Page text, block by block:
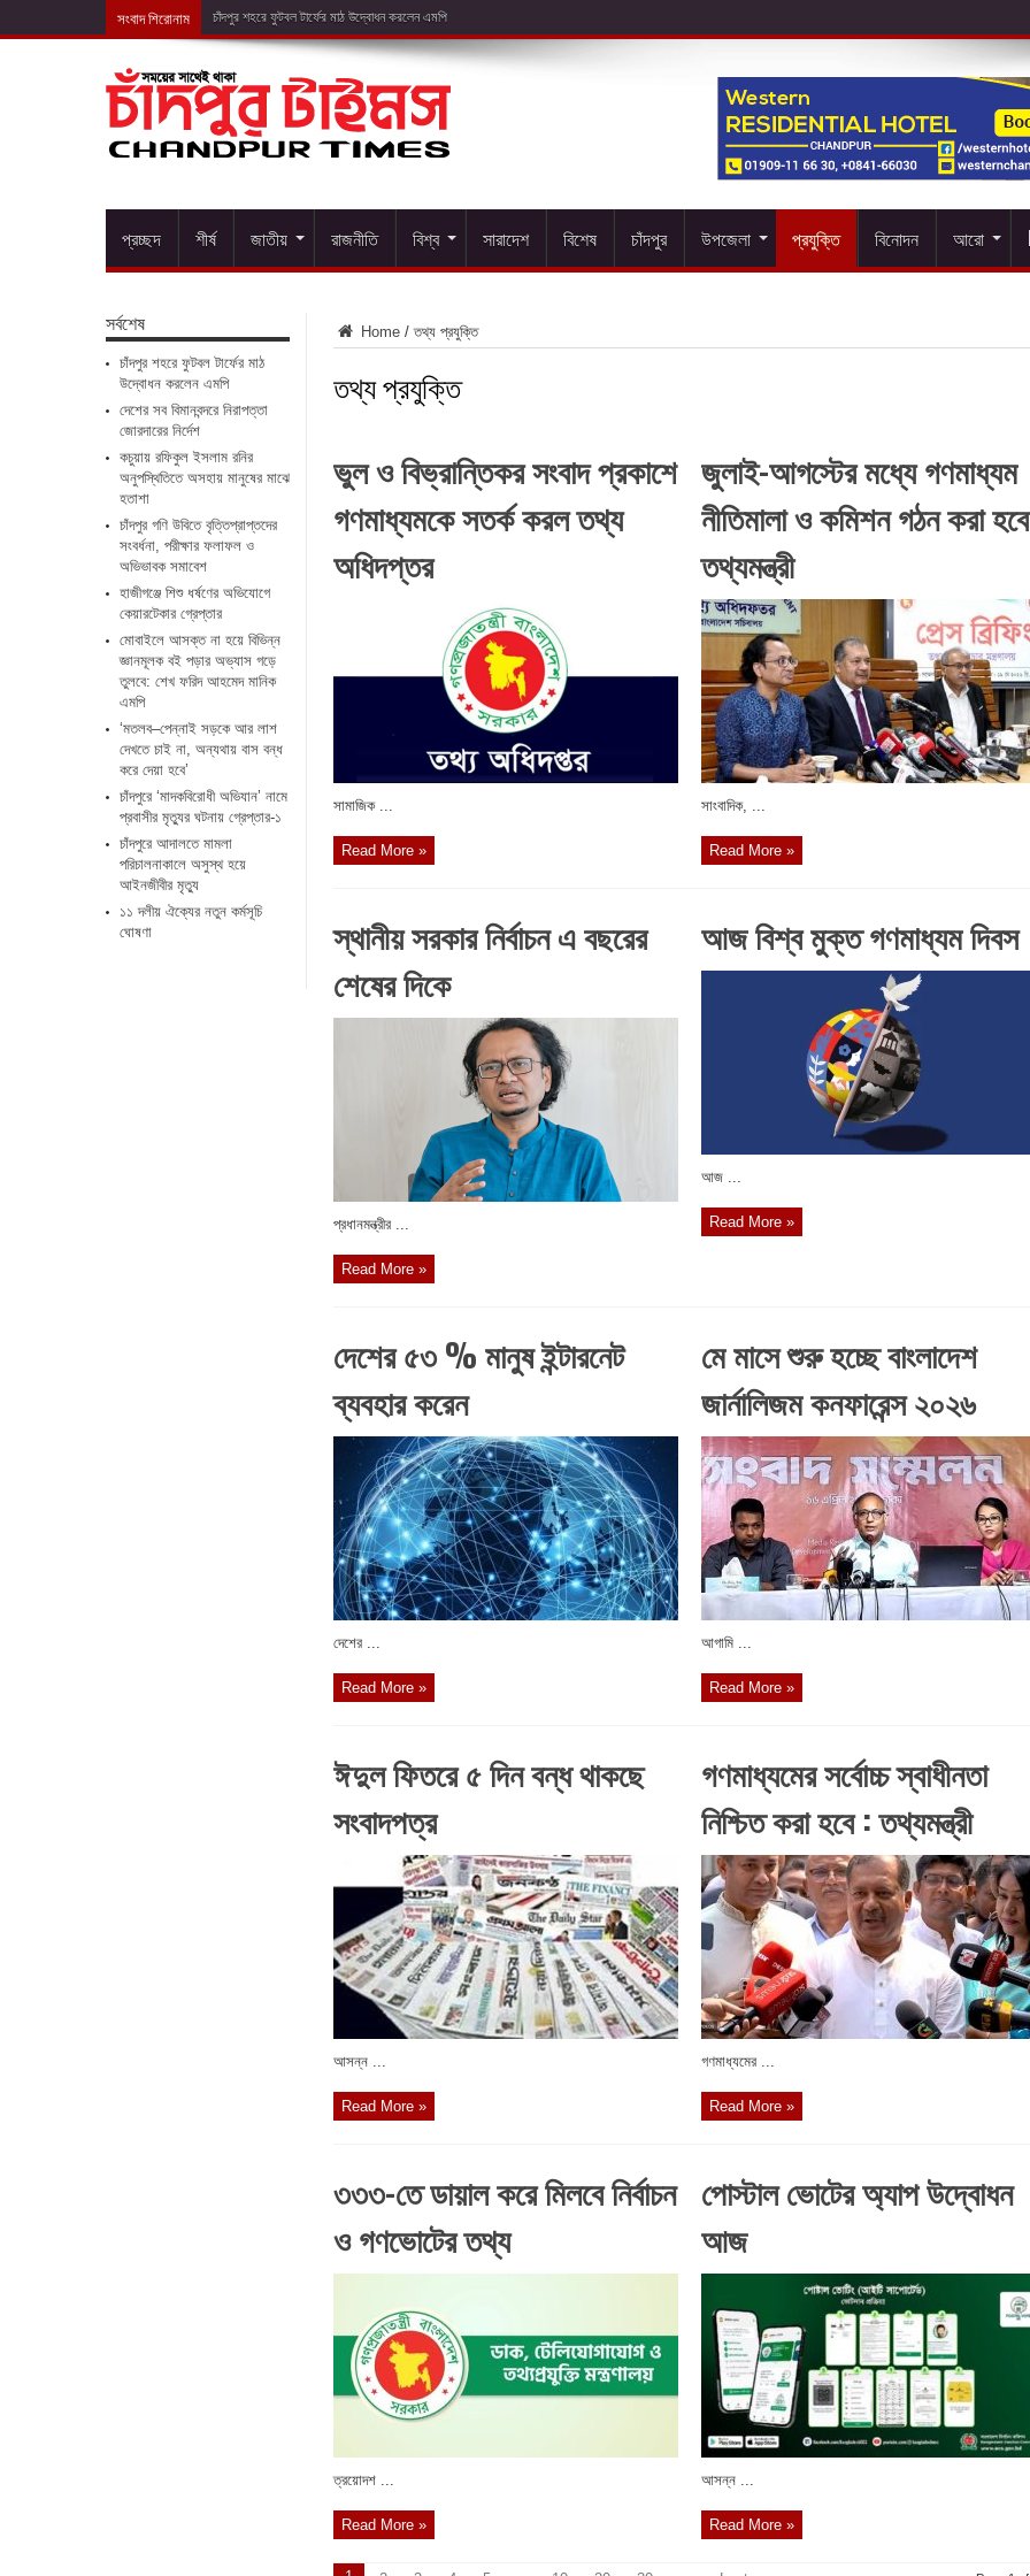
সংবাদ শিরোনাম দেশের সব বিমানব
প্রচ্ছদ শীর্ষ জাতীয় রাজনীতি বিশ্ব সারাদেশ বিশেষ চাঁদপুর উপজেলা প্রযুক্তি বিনোদন আরো
Home / তথ্য প্রযুক্তি
তথ্য প্রযুক্তি
ভুল ও বিভ্রান্তিকর সংবাদ প্রকাশে
গণমাধ্যমকে সতর্ক করল তথ্য
অধিদপ্তর
সামাজিক ...
Read More »
জুলাই-আগস্টের মধ্যে গণমাধ্যম
নীতিমালা ও কমিশন গঠন করা
তথ্যমন্ত্রী
সাংবাদিক, ...
Read More »
স্থানীয় সরকার নির্বাচন এ বছরের
শেষের দিকে
প্রধানমন্ত্রীর ...
Read More »
আজ বিশ্ব মুক্ত গণমাধ্যম দিবস
আজ ...
Read More »
দেশের ৫৩ % মানুষ ইন্টারনেট
ব্যবহার করেন
দেশের ...
Read More »
মে মাসে শুরু হচ্ছে বাংলাদেশ
জার্নালিজম কনফারেন্স ২০২৬
আগামি ...
Read More »
ঈদুল ফিতরে ৫ দিন বন্ধ থাকছে
সংবাদপত্র
আসন্ন ...
Read More »
গণমাধ্যমের সর্বোচ্চ স্বাধীনতা
নিশ্চিত করা হবে : তথ্যমন্ত্রী
গণমাধ্যমের ...
Read More »
৩৩৩-তে ডায়াল করে মিলবে নির্বাচন
ও গণভোটের তথ্য
ত্রয়োদশ ...
Read More »
পোস্টাল ভোটের অ্যাপ উদ্বোধন
আজ
আসন্ন ...
Read More »
সর্বশেষ
চাঁদপুর শহরে ফুটবল টার্ফের মাঠ
উদ্বোধন করলেন এমপি
দেশের সব বিমানবন্দরে নিরাপত্তা
জোরদারের নির্দেশ
কচুয়ায় রফিকুল ইসলাম রনির
অনুপস্থিতিতে অসহায় মানুষের মাঝে
হতাশা
চাঁদপুর গণি উবিতে বৃত্তিপ্রাপ্তদের
সংবর্ধনা, পরীক্ষার ফলাফল ও
অভিভাবক সমাবেশ
হাজীগঞ্জে শিশু ধর্ষণের অভিযোগে
কেয়ারটেকার গ্রেপ্তার
মোবাইলে আসক্ত না হয়ে বিভিন্ন
জ্ঞানমূলক বই পড়ার অভ্যাস গড়ে
তুলবে: শেখ ফরিদ আহমেদ মানিক
এমপি
‘মতলব–পেন্নাই সড়কে আর লাশ
দেখতে চাই না, অন্যথায় বাস বন্ধ
করে দেয়া হবে’
চাঁদপুরে ‘মাদকবিরোধী অভিযান’ নামে
প্রবাসীর মৃত্যুর ঘটনায় গ্রেপ্তার-১
চাঁদপুরে আদালতে মামলা
পরিচালনাকালে অসুস্থ হয়ে
আইনজীবীর মৃত্যু
১১ দলীয় ঐক্যের নতুন কর্মসূচি
ঘোষণা